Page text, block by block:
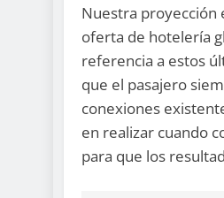
Nuestra proyección
oferta de hotelería
referencia a estos
que el pasajero
conexiones
en realizar cuando
para que los